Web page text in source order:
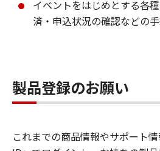
イベントをはじめとする各
済・申込状況の確認などの
製品登録のお願い
これまでの商品情報やサポート